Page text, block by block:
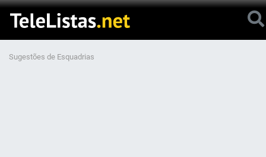
Sugestões de Esquadrias